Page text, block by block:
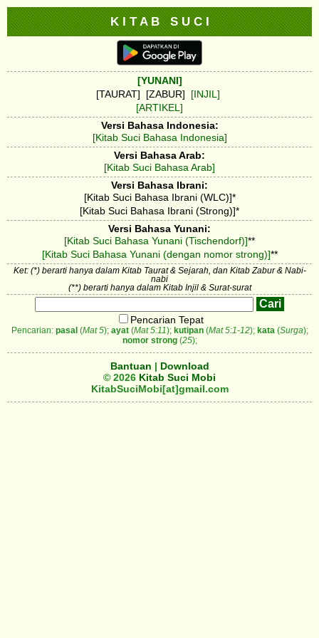
K I T A B S U C I
[YUNANI]
[TAURAT] [ZABUR] [INJIL]
[ARTIKEL]
Versi Bahasa Indonesia:
[Kitab Suci Bahasa Indonesia]
Versi Bahasa Arab:
[Kitab Suci Bahasa Arab]
Versi Bahasa Ibrani:
[Kitab Suci Bahasa Ibrani (WLC)]*
[Kitab Suci Bahasa Ibrani (Strong)]*
Versi Bahasa Yunani:
[Kitab Suci Bahasa Yunani (Tischendorf)]**
[Kitab Suci Bahasa Yunani (dengan nomor strong)]**
Ket: (*) berarti hanya dalam Kitab Taurat & Sejarah, dan Kitab Zabur & Nabi-
nabi
(**) berarti hanya dalam Kitab Injil & Surat-surat
Pencarian Tepat
Pencarian: pasal (Mat 5); ayat(Mat 5:11); kutipan(Mat 5:1-12); kata(Surga);
nomor strong(25);
Bantuan | Download
© 2026 Kitab Suci Mobi
KitabSuciMobi[at]gmail.com